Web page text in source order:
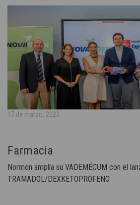
17 de marzo, 2023
Farmacia
Normon amplía su VADEMÉCUM con el
TRAMADOL/DEXKETOPROFENO